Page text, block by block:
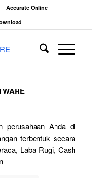
Accurate Online
perusahaan Anda di
terbentuk secara
Laba Rugi, Cash